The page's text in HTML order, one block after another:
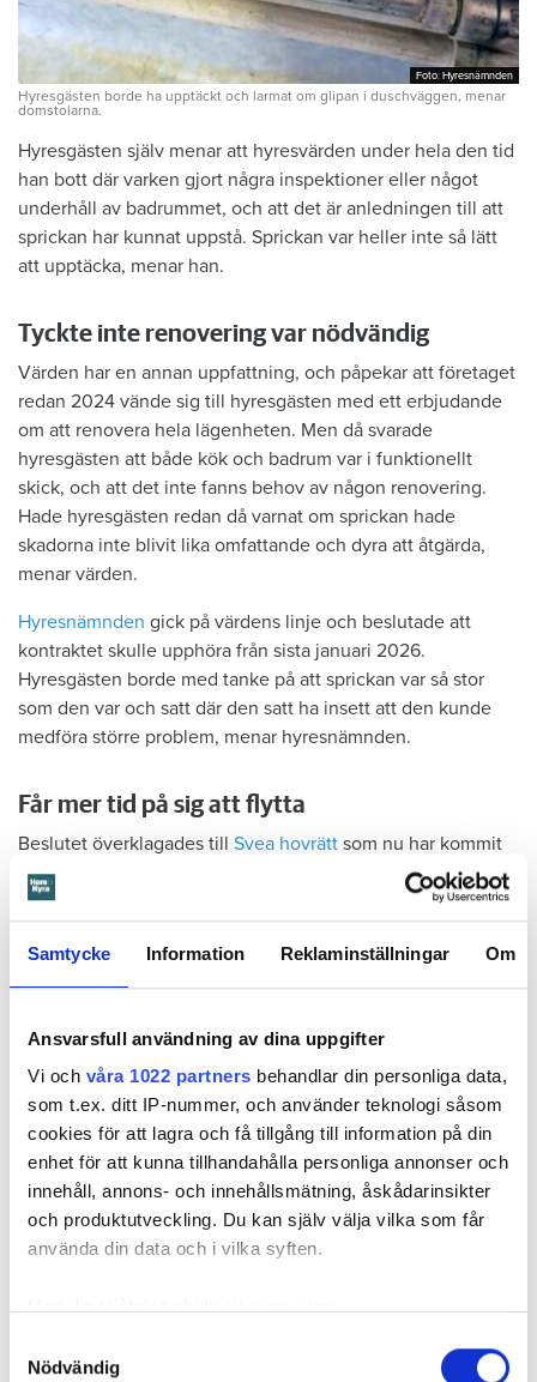
Samtycke Information Reklaminställningar Om
Ansvarsfull användning av dina uppgifter
Vi och våra 1022 partners behandlar din personliga data,
som t.ex. ditt IP-nummer, och använder teknologi såsom
cookies för att lagra och få tillgång till information på din
enhet för att kunna tillhandahålla personliga annonser och
innehåll, annons- och innehållsmätning, åskådarinsikter
och produktutveckling. Du kan själv välja vilka som får
använda din data och i vilka syften.
som kan ha en noggrannhet på upp till flera meter
Nödvändig
Foto: Hyresnämnden
Foto: Hyresnämnden
Hyresgästen borde ha upptäckt och larmat om glipan i duschväggen, menar
domstolarna.
Hyresgästen själv menar att hyresvärden under hela den tid
han bott där varken gjort några inspektioner eller något
underhåll av badrummet, och att det är anledningen till att
sprickan har kunnat uppstå. Sprickan var heller inte så lätt
att upptäcka, menar han.
Tyckte inte renovering var nödvändig
Värden har en annan uppfattning, och påpekar att företaget
redan 2024 vände sig till hyresgästen med ett erbjudande
om att renovera hela lägenheten. Men då svarade
hyresgästen att både kök och badrum var i funktionellt
skick, och att det inte fanns behov av någon renovering.
Hade hyresgästen redan då varnat om sprickan hade
skadorna inte blivit lika omfattande och dyra att åtgärda,
menar värden.
Hyresnämnden gick på värdens linje och beslutade att
kontraktet skulle upphöra från sista januari 2026.
Hyresgästen borde med tanke på att sprickan var så stor
som den var och satt där den satt ha insett att den kunde
medföra större problem, menar hyresnämnden.
Får mer tid på sig att flytta
Beslutet överklagades till Svea hovrätt som nu har kommit
med ett beslut. Den enda ändringen är att hyresgästen får
längre tid på sig att flytta – något som hyresvärden inför
ska hyresgästen ha flyttat ut.
Läs också
Fakta:Värden måste få veta om skador – så säger lagen
En hyresgäst är skyldig att väl vårda lägenheten under
Vårdplikten kan förenklat sammanfattas så att